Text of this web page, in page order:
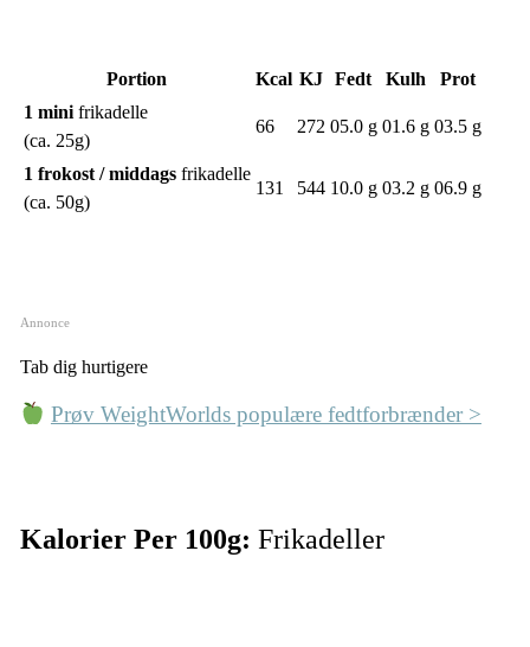
Portion Kcal KJ Fedt Kulh
Prot
1 minifrikadelle
(ca. 25g)
66 272 05.0 g 01.6 g 03.5 g
1 frokost / middagsfrikadelle
(ca. 50g)
131 544 10.0 g 03.2 g 06.9 g
Annonce
Tab dig hurtigere
Prøv WeightWorlds populære fedtforbrænder >
Kalorier Per 100g: Frikadeller